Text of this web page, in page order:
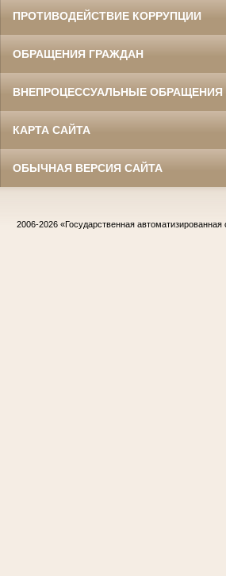
ПРОТИВОДЕЙСТВИЕ КОРРУПЦИИ
ОБРАЩЕНИЯ ГРАЖДАН
ВНЕПРОЦЕССУАЛЬНЫЕ ОБРАЩЕНИЯ
КАРТА САЙТА
ОБЫЧНАЯ ВЕРСИЯ САЙТА
2006-2026 «Государственная